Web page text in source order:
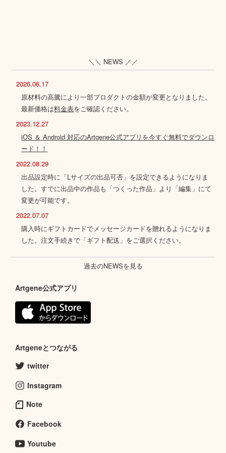
＼＼ NEWS ／／
2026.06.17
原材料の高騰により一部プロダクトの金額が変更となりました。
最新価格は料金表をご確認ください。
2023.12.27
iOS ＆ Android 対応のArtgene公式アプリを今すぐ無料でダウンロ
ード！！
2022.08.29
出品設定時に「Lサイズの出品可否」を設定できるようになりま
した。すでに出品中の作品も「つくった作品」より「編集」にて
変更が可能です。
2022.07.07
購入時にギフトカードでメッセージカードを贈れるようになりま
した。注文手続きで「ギフト配送」をご選択ください。
過去のNEWSを見る
Artgene公式アプリ
Artgeneとつながる
twitter
Instagram
Note
Facebook
Youtube